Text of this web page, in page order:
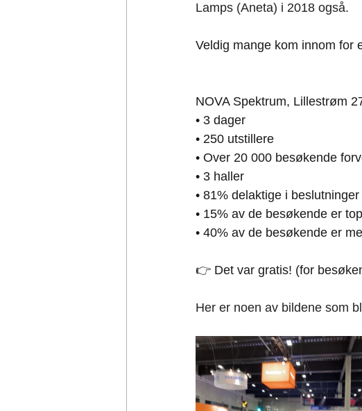
Lamps (Aneta) i 2018 også.
Veldig mange kom innom for
NOVA Spektrum, Lillestrøm
• 3 dager
• 250 utstillere
• Over 20 000 besøkende
• 3 haller
• 81% delaktige i
• 15% av de besøkende er
• 40% av de besøkende er
👉 Det var gratis! (for
Her er noen av bildene som